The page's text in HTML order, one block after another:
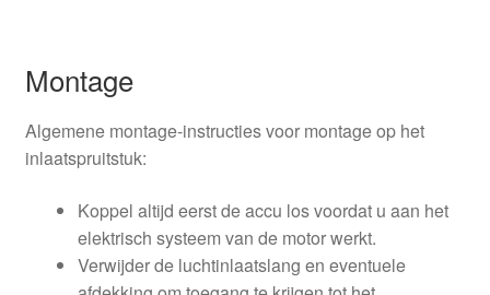
Montage
Algemene montage-instructies voor montage op het
inlaatspruitstuk:
Koppel altijd eerst de accu los voordat u aan het
elektrisch systeem van de motor werkt.
Verwijder de luchtinlaatslang en eventuele